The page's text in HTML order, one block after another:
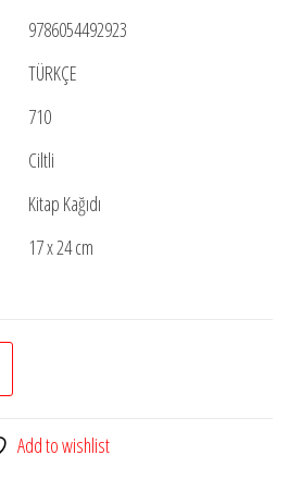
9786054492923
TÜRKÇE
710
Ciltli
Kitap Kağıdı
17 x 24 cm
Add to wishlist